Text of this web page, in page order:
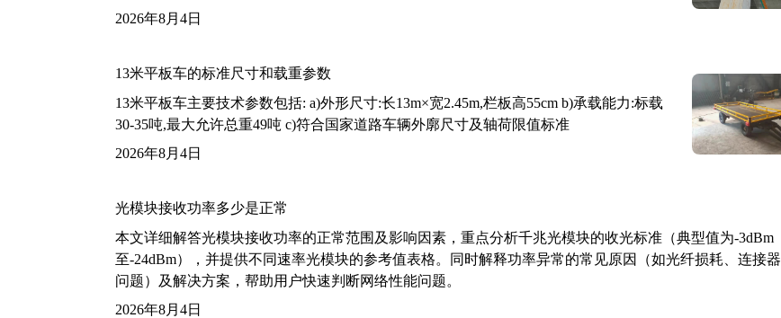
2026年8月4日
13米平板车的标准尺寸和载重参数
13米平板车主要技术参数包括: a)外形尺寸:长13m×宽2.45m,栏板高55cm b)承载能力:标载
30-35吨,最大允许总重49吨 c)符合国家道路车辆外廓尺寸及轴荷限值标准
2026年8月4日
光模块接收功率多少是正常
本文详细解答光模块接收功率的正常范围及影响因素，重点分析千兆光模块的收光标准（典型值为-3dBm
至-24dBm），并提供不同速率光模块的参考值表格。同时解释功率异常的常见原因（如光纤损耗、连接器
问题）及解决方案，帮助用户快速判断网络性能问题。
2026年8月4日